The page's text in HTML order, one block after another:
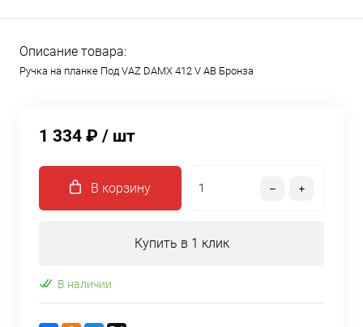
Описание товара:
Ручка на планке Под VAZ DAMX 412 V AB Бронза
1 334 ₽ / шт
В корзину
Купить в 1 клик
В наличии